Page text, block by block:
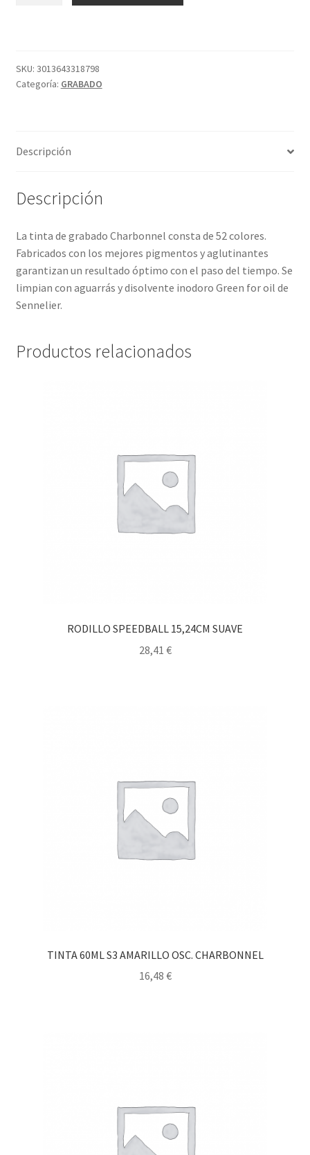
CHARBONNEL
cantidad
SKU: 3013643318798
Categoría: GRABADO
Descripción
Descripción
La tinta de grabado Charbonnel consta de 52 colores.
Fabricados con los mejores pigmentos y aglutinantes
garantizan un resultado óptimo con el paso del tiempo. Se
limpian con aguarrás y disolvente inodoro Green for oil de
Sennelier.
Productos relacionados
RODILLO SPEEDBALL 15,24CM SUAVE
28,41 €
TINTA 60ML S3 AMARILLO OSC. CHARBONNEL
16,48 €